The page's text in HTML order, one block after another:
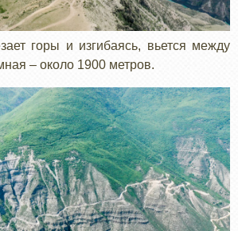
горы и изгибаясь, вьется между
– около 1900 метров.